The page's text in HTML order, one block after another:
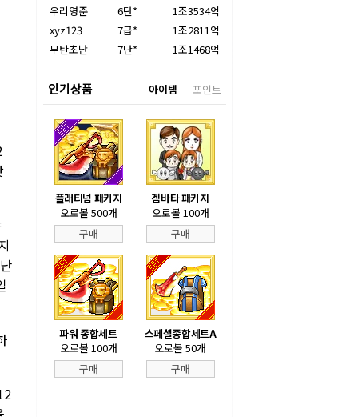
우리영준
6단*
1조3534억
xyz123
7급*
1조2811억
무탄초난
7단* 1조1468억
인기상품 아이템 포인트
플래티넘 패키지
오로볼 500개
구매
겜바타 패키지
오로볼 100개
구매
파워 종합세트
오로볼 100개
구매
스페셜종합세트A
오로볼 50개
구매